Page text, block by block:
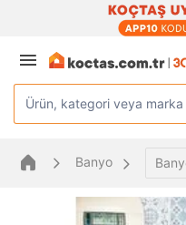
Ürün, kategori veya marka
Banyo